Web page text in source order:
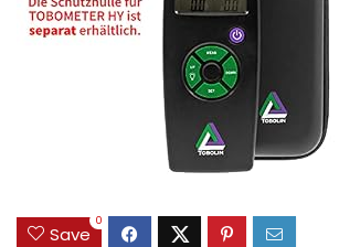
Save
0